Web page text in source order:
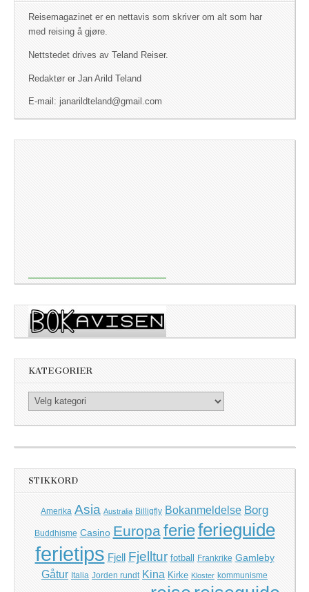
Reisemagazinet er en nettavis som skriver om alt som har
med reising å gjøre.
Nettstedet drives av Teland Reiser.
Redaktør er Jan Arild Teland
E-mail: janarildteland@gmail.com
KATEGORIER
Kategorier
STIKKORD
Amerika Asia Australia Billigfly Bokanmeldelse Borg
Buddhisme Casino Europaferieferieguide
ferietips Fjell Fjelltur fotball Frankrike Gamleby
Gåtur Italia Jorden rundt Kina Kirke Kloster kommunisme